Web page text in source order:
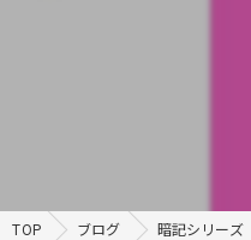
TOP ブログ 暗記シリーズ